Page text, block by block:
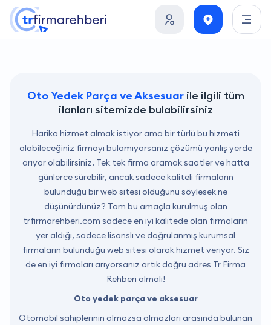
Oto Yedek Parça ve Aksesuarile ilgili tüm
ilanları sitemizde bulabilirsiniz
Harika hizmet almak istiyor ama bir türlü bu hizmeti
alabileceğiniz firmayı bulamıyorsanız çözümü yanlış yerde
arıyor olabilirsiniz. Tek tek firma aramak saatler ve hatta
günlerce sürebilir, ancak sadece kaliteli firmaların
bulunduğu bir web sitesi olduğunu söylesek ne
düşünürdünüz? Tam bu amaçla kurulmuş olan
trfirmarehberi.com sadece en iyi kalitede olan firmaların
yer aldığı, sadece lisanslı ve doğrulanmış kurumsal
firmaların bulunduğu web sitesi olarak hizmet veriyor. Siz
de en iyi firmaları arıyorsanız artık doğru adres Tr Firma
Rehberi olmalı!
Oto yedek parça ve aksesuar
Otomobil sahiplerinin olmazsa olmazları arasında bulunan